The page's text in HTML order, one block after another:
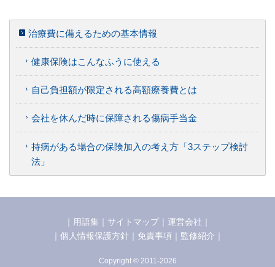
治療費に備えるための基本情報
健康保険はこんなふうに使える
自己負担額が限定される高額療養費とは
会社を休んだ時に保障される傷病手当金
持病がある場合の保険加入の考え方「3ステップ検討
法」
用語集 サイトマップ｜ 運営会社
個人情報保護方針 免責事項 監修紹介
Copyright © 2011-2026